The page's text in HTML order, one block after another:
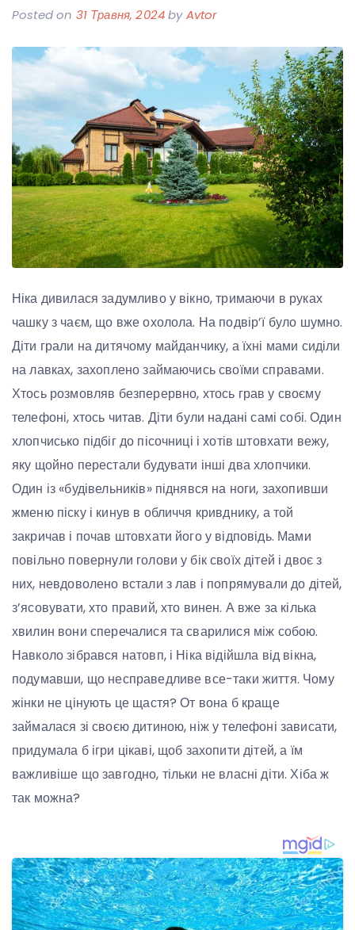
Posted on 31 Травня, 2024byAvtor
Ніка дивилася задумливо у вікно, тримаючи в руках
чашку з чаєм, що вже охолола. На подвір’ї було шумно.
Діти грали на дитячому майданчику, а їхні мами сиділи
на лавках, захоплено займаючись своїми справами.
Хтось розмовляв безперервно, хтось грав у своєму
телефоні, хтось читав. Діти були надані самі собі. Один
хлопчисько підбіг до пісочниці і хотів штовхати вежу,
яку щойно перестали будувати інші два хлопчики.
Один із «будівельників» піднявся на ноги, захопивши
жменю піску і кинув в обличчя кривднику, а той
закричав і почав штовхати його у відповідь. Мами
повільно повернули голови у бік своїх дітей і двоє з
них, невдоволено встали з лав і попрямували до дітей,
з’ясовувати, хто правий, хто винен. А вже за кілька
хвилин вони сперечалися та сварилися між собою.
Навколо зібрався натовп, і Ніка відійшла від вікна,
подумавши, що несправедливе все-таки життя. Чому
жінки не цінують це щастя? От вона б краще
займалася зі своєю дитиною, ніж у телефоні зависати,
придумала б ігри цікаві, щоб захопити дітей, а їм
важливіше що завгодно, тільки не власні діти. Хіба ж
так можна?